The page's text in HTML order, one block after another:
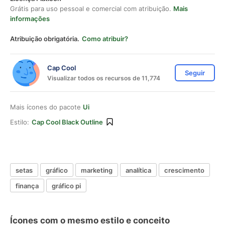
Grátis para uso pessoal e comercial com atribuição. Mais
informações
Atribuição obrigatória. Como atribuir?
Cap Cool
Visualizar todos os recursos de 11,774
Seguir
Mais ícones do pacote Ui
Estilo: Cap Cool Black Outline
setas gráfico marketing analítica
crescimento
finança
gráfico pi
Ícones com o mesmo estilo e conceito